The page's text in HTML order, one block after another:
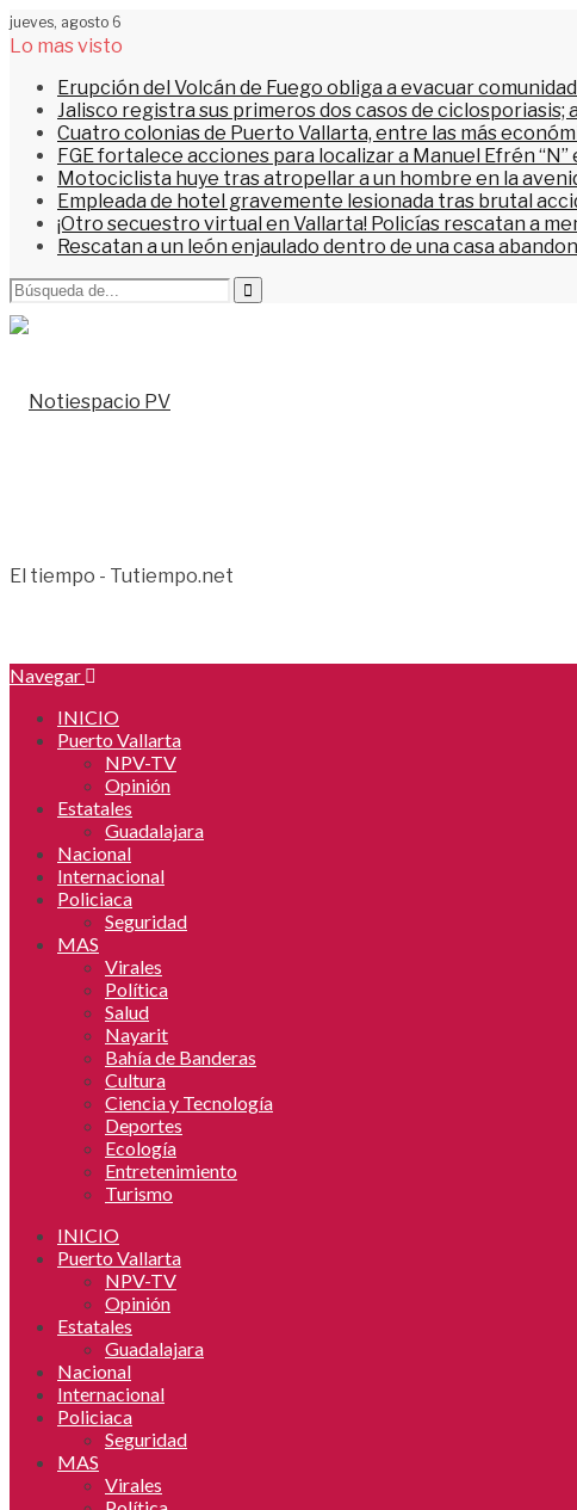
jueves, agosto 6
Lo mas visto
Erupción del Volcán de Fuego obliga a evacuar
Jalisco registra sus primeros dos casos de
Cuatro colonias de Puerto Vallarta, entre las más
FGE fortalece acciones para localizar a Manuel Efrén
Motociclista huye tras atropellar a un hombre en la
Empleada de hotel gravemente lesionada tras brutal
¡Otro secuestro virtual en Vallarta! Policías rescatan a
Rescatan a un león enjaulado dentro de una casa
El tiempo - Tutiempo.net
Navegar
INICIO
Puerto Vallarta
NPV-TV
Opinión
Estatales
Guadalajara
Nacional
Internacional
Policiaca
Seguridad
MAS
Virales
Política
Salud
Nayarit
Bahía de Banderas
Cultura
Ciencia y Tecnología
Deportes
Ecología
Entretenimiento
Turismo
INICIO
Puerto Vallarta
NPV-TV
Opinión
Estatales
Guadalajara
Nacional
Internacional
Policiaca
Seguridad
MAS
Virales